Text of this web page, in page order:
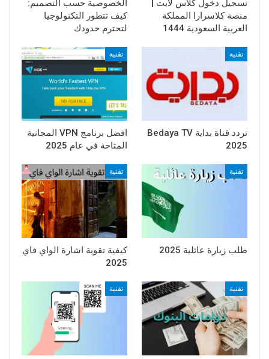
تسجيل دخول كلاس لايت |
منصة كلاسرارا المملكة
العربية السعودية 1444
الخصوصية حسب التصميم:
كيف تتطور التكنولوجيا
لتحترم حدودك
تقنية
تردد قناة بداية Bedaya TV
2025
تقنية
افضل برنامج VPN المجانية
المتاحة في عام 2025
تقنية
طلب زيارة عائلية 2025
تقنية
كيفية تقوية اشارة الواي فاي
2025
تقنية تقنية